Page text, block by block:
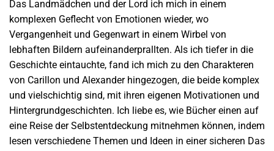
Das Landmädchen und der Lord ich mich in einem
komplexen Geflecht von Emotionen wieder, wo
Vergangenheit und Gegenwart in einem Wirbel von
lebhaften Bildern aufeinanderprallten. Als ich tiefer in die
Geschichte eintauchte, fand ich mich zu den Charakteren
von Carillon und Alexander hingezogen, die beide komplex
und vielschichtig sind, mit ihren eigenen Motivationen und
Hintergrundgeschichten. Ich liebe es, wie Bücher einen auf
eine Reise der Selbstentdeckung mitnehmen können, indem
lesen verschiedene Themen und Ideen in einer sicheren Das